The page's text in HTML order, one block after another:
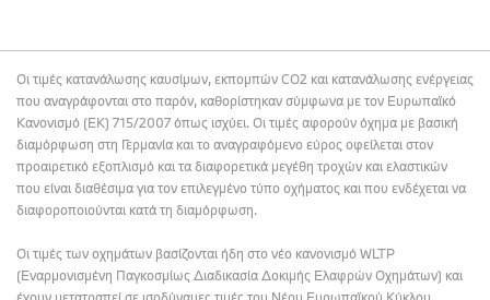
Οι τιμές κατανάλωσης καυσίμων, εκπομπών CO2 και κατανάλωσης ενέργειας
που αναγράφονται στο παρόν, καθορίστηκαν σύμφωνα με τον Ευρωπαϊκό
Κανονισμό (ΕΚ) 715/2007 όπως ισχύει. Οι τιμές αφορούν όχημα με βασική
διαμόρφωση στη Γερμανία και το αναγραφόμενο εύρος οφείλεται στον
προαιρετικό εξοπλισμό και τα διαφορετικά μεγέθη τροχών και ελαστικών
που είναι διαθέσιμα για τον επιλεγμένο τύπο οχήματος και που ενδέχεται να
διαφοροποιούνται κατά τη διαμόρφωση.
Οι τιμές των οχημάτων βασίζονται ήδη στο νέο κανονισμό WLTP
(Εναρμονισμένη Παγκοσμίως Διαδικασία Δοκιμής Ελαφρών Οχημάτων) και